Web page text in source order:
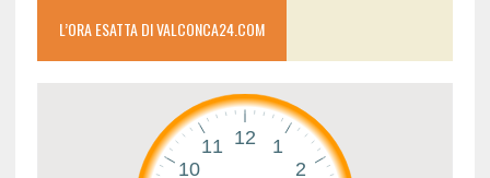
L’ORA ESATTA DI VALCONCA24.COM